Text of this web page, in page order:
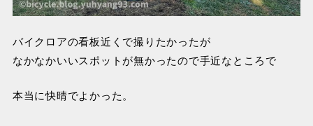
バイクロアの看板近くで撮りたかったが
なかなかいいスポットが無かったので手近なところで
本当に快晴でよかった。